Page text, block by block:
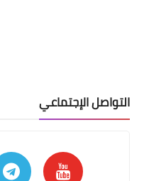
التواصل الإجتماعي